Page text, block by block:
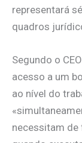
representará
quadros
Segundo o
acesso a um
ao nível do
necessitam de